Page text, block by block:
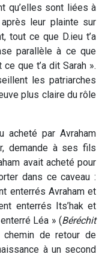
qu’elles sont liées à
leur plainte sur
tout ce que D.ieu t’a
parallèle à ce que
que t’a dit Sarah ».
les patriarches
plus claire du rôle
acheté par Avraham
demande à ses fils
avait acheté pour
dans ce caveau :
enterrés Avraham et
enterrés Its’hak et
Léa » (Béréchit
chemin de retour de
à un second